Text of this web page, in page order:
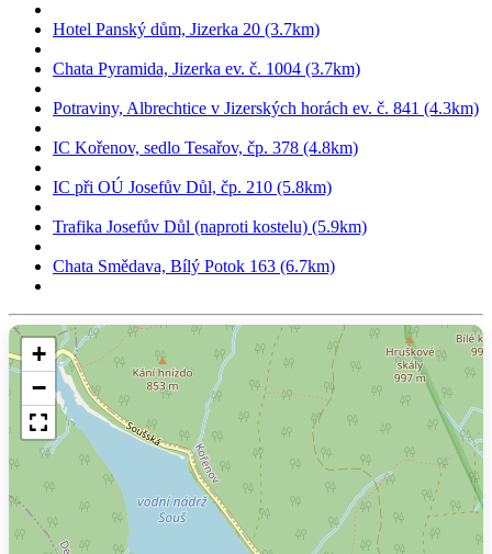
Hotel Panský dům, Jizerka 20 (3.7km)
Chata Pyramida, Jizerka ev. č. 1004 (3.7km)
Potraviny, Albrechtice v Jizerských horách ev. č. 841 (4.3km)
IC Kořenov, sedlo Tesařov, čp. 378 (4.8km)
IC při OÚ Josefův Důl, čp. 210 (5.8km)
Trafika Josefův Důl (naproti kostelu) (5.9km)
Chata Smědava, Bílý Potok 163 (6.7km)
+
−